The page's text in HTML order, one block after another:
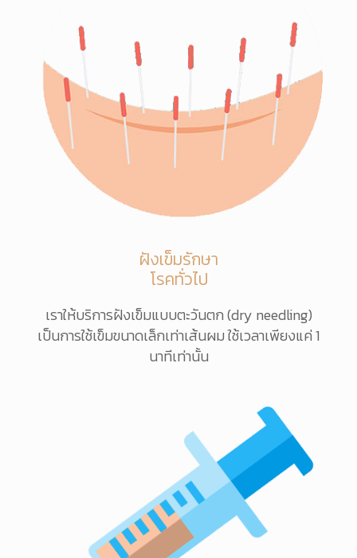
ฝังเข็มรักษา
โรคทั่วไป
เราให้บริการฝังเข็มแบบตะวันตก (dry needling)
เป็นการใช้เข็มขนาดเล็กเท่าเส้นผม ใช้เวลาเพียงแค่ 1
นาทีเท่านั้น